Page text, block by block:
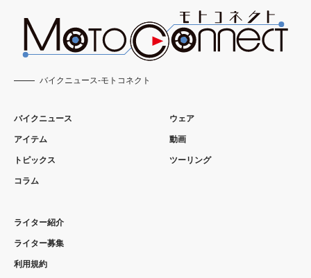
バイクニュース-モトコネクト
バイクニュース
アイテム
トピックス
コラム
ウェア
動画
ツーリング
ライター紹介
ライター募集
利用規約